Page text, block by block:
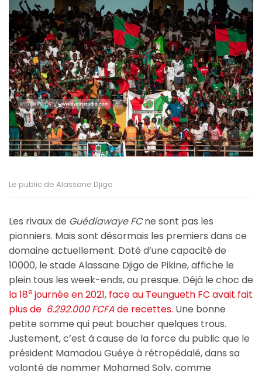
Le public de Alassane Djigo
Les rivaux de Guédiawaye FCne sont pas les
pionniers. Mais sont désormais les premiers dans ce
domaine actuellement. Doté d’une capacité de
10000, le stade Alassane Djigo de Pikine, affiche le
plein tous les week-ends, ou presque. Déjà le choc de
la 18e journée en 2021, face au Teungueth FC avait fait
plus de 6.292.000 FCFAde recettes. Une bonne
petite somme qui peut boucher quelques trous.
Justement, c’est à cause de la force du public que le
président Mamadou Guéye à rétropédalé, dans sa
volonté de nommer Mohamed Soly, comme